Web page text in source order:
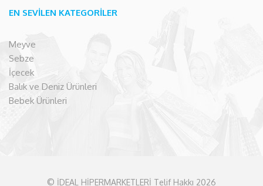
EN SEVİLEN KATEGORİLER
Meyve
Sebze
İçecek
Balık ve Deniz Ürünleri
Bebek Ürünleri
© İDEAL HİPERMARKETLERİ Telif Hakkı 2026